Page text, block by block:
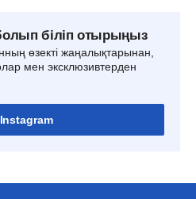
біліп отырыңыз
өзекті жаңалықтарынан,
мен эксклюзивтерден
Instagram